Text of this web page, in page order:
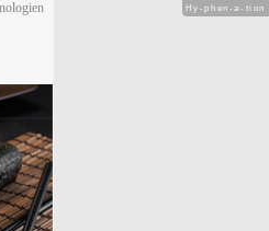
Hy-phen-a-tion